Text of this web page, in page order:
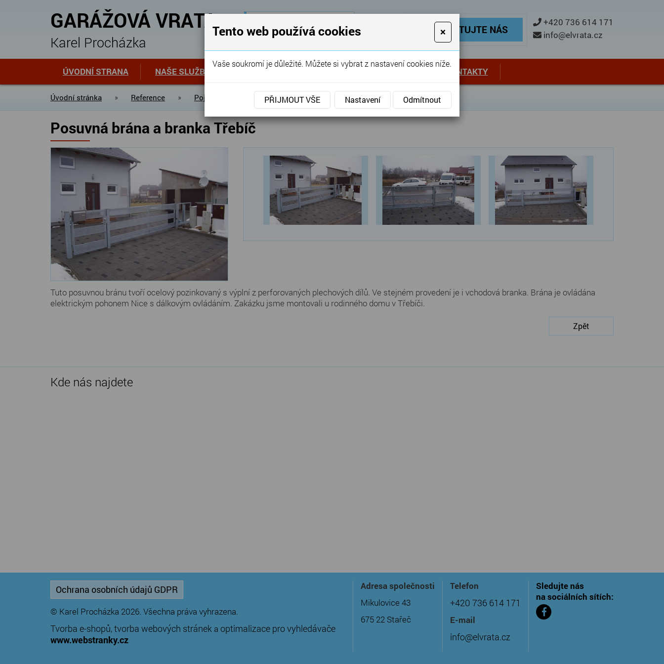
GARÁŽOVÁ VRATA
Karel Procházka Garážová vrata, brány, ploty ...
Kontaktujte nás
KONTAKTUJTE NÁS
+420 736 614 171
info@elvrata.cz
ÚVODNÍ STRANA NAŠE SLUŽBY SERVIS REFERENCE KONTAKTY
Úvodní stránka » Reference » Pojezdové brány » Posuvné Posuvná brána a branka Třebíč
Posuvná brána a branka Třebíč
Tuto posuvnou bránu tvoří ocelový pozinkovaný s výplní z perforovaných plechových dílů. Ve stejném provedení je i vchodová branka. Brána je ovládána
elektrickým pohonem Nice s dálkovým ovládáním. Zakázku jsme montovali u rodinného domu v Třebíči.
Zpět
Kde nás najdete
Sledujte nás
na sociálních sítích:
Telefon
+420 736 614 171
E-mail
info@elvrata.cz
Adresa společnosti
Mikulovice 43
675 22 Stařeč
Ochrana osobních údajů GDPR
© Karel Procházka 2026. Všechna práva vyhrazena.
Tvorba e-shopů,tvorba webových stránek a optimalizace pro vyhledávače
www.webstranky.cz
Tento web používá cookies ×
Vaše soukromí je důležité. Můžete si vybrat z nastavení cookies níže.
PŘIJMOUT VŠE Nastavení Odmítnout